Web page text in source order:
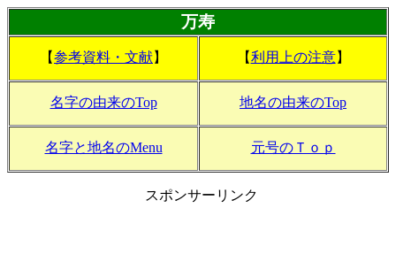
万寿
【参考資料・文献】 【利用上の注意】
名字の由来のTop 地名の由来のTop
名字と地名のMenu 元号のＴｏｐ
スポンサーリンク